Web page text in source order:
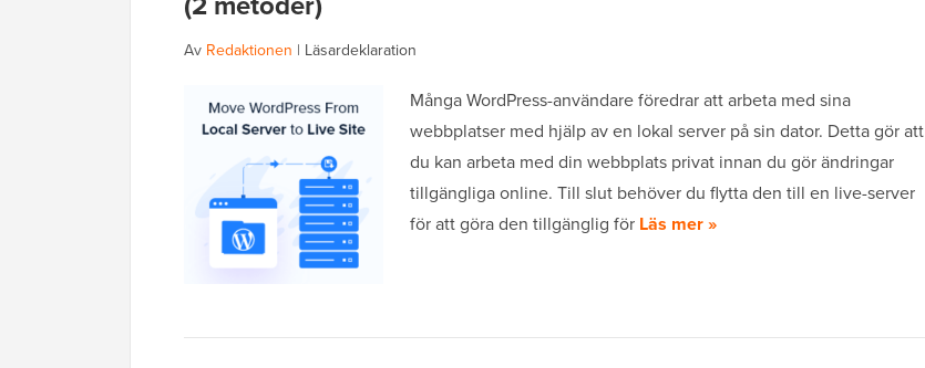
Av Redaktionen | Läsardeklaration
Många WordPress-användare föredrar att arbeta med sina
webbplatser med hjälp av en lokal server på sin dator. Detta gör att
du kan arbeta med din webbplats privat innan du gör ändringar
tillgängliga online. Till slut behöver du flytta den till en live-server
för att göra den tillgänglig för Läs mer »